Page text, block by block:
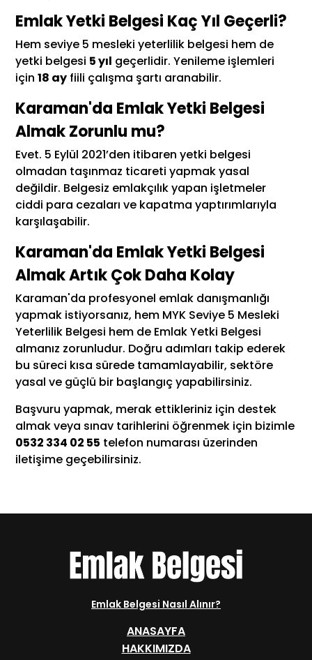
Emlak Yetki Belgesi Kaç Yıl Geçerli?
Hem seviye 5 mesleki yeterlilik belgesi hem de
yetki belgesi 5 yıl geçerlidir. Yenileme işlemleri
için18 ay fiili çalışma şartı aranabilir.
Karaman'da Emlak Yetki Belgesi
Almak Zorunlu mu?
Evet. 5 Eylül 2021’den itibaren yetki belgesi
olmadan taşınmaz ticareti yapmak yasal
değildir. Belgesiz emlakçılık yapan işletmeler
ciddi para cezaları ve kapatma yaptırımlarıyla
karşılaşabilir.
Karaman'da Emlak Yetki Belgesi
Almak Artık Çok Daha Kolay
Karaman'da profesyonel emlak danışmanlığı
yapmak istiyorsanız, hem MYK Seviye 5 Mesleki
Yeterlilik Belgesi hem de Emlak Yetki Belgesi
almanız zorunludur. Doğru adımları takip ederek
bu süreci kısa sürede tamamlayabilir, sektöre
yasal ve güçlü bir başlangıç yapabilirsiniz.
Başvuru yapmak, merak ettikleriniz için destek
almak veya sınav tarihlerini öğrenmek için bizimle
0532 334 02 55 telefon numarası üzerinden
iletişime geçebilirsiniz.
Emlak Belgesi Nasıl Alınır?
ANASAYFA
HAKKIMIZDA